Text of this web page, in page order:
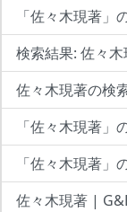
「佐々木現著」
検索結果: 佐々
佐々木現著の検
「佐々木現著」
「佐々木現著」
佐々木現著 |